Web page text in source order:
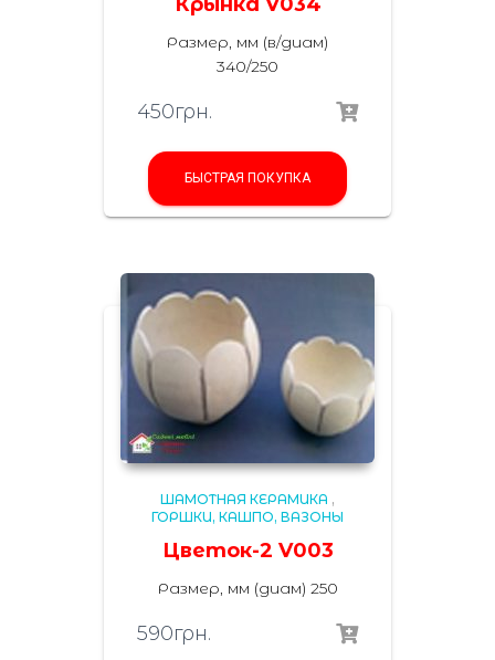
Размер, мм (в/диам)
340/250
450грн.
БЫСТРАЯ ПОКУПКА
ШАМОТНАЯ КЕРАМИКА ,
ГОРШКИ, КАШПО, ВАЗОНЫ
Цветок-2 V003
Размер, мм (диам) 250
590грн.